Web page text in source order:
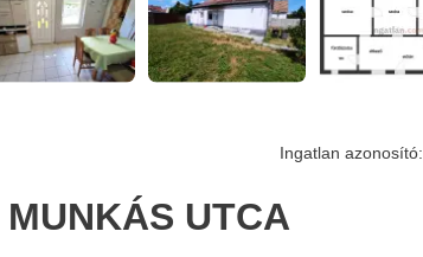
Ingatlan azonosító:
UTCA